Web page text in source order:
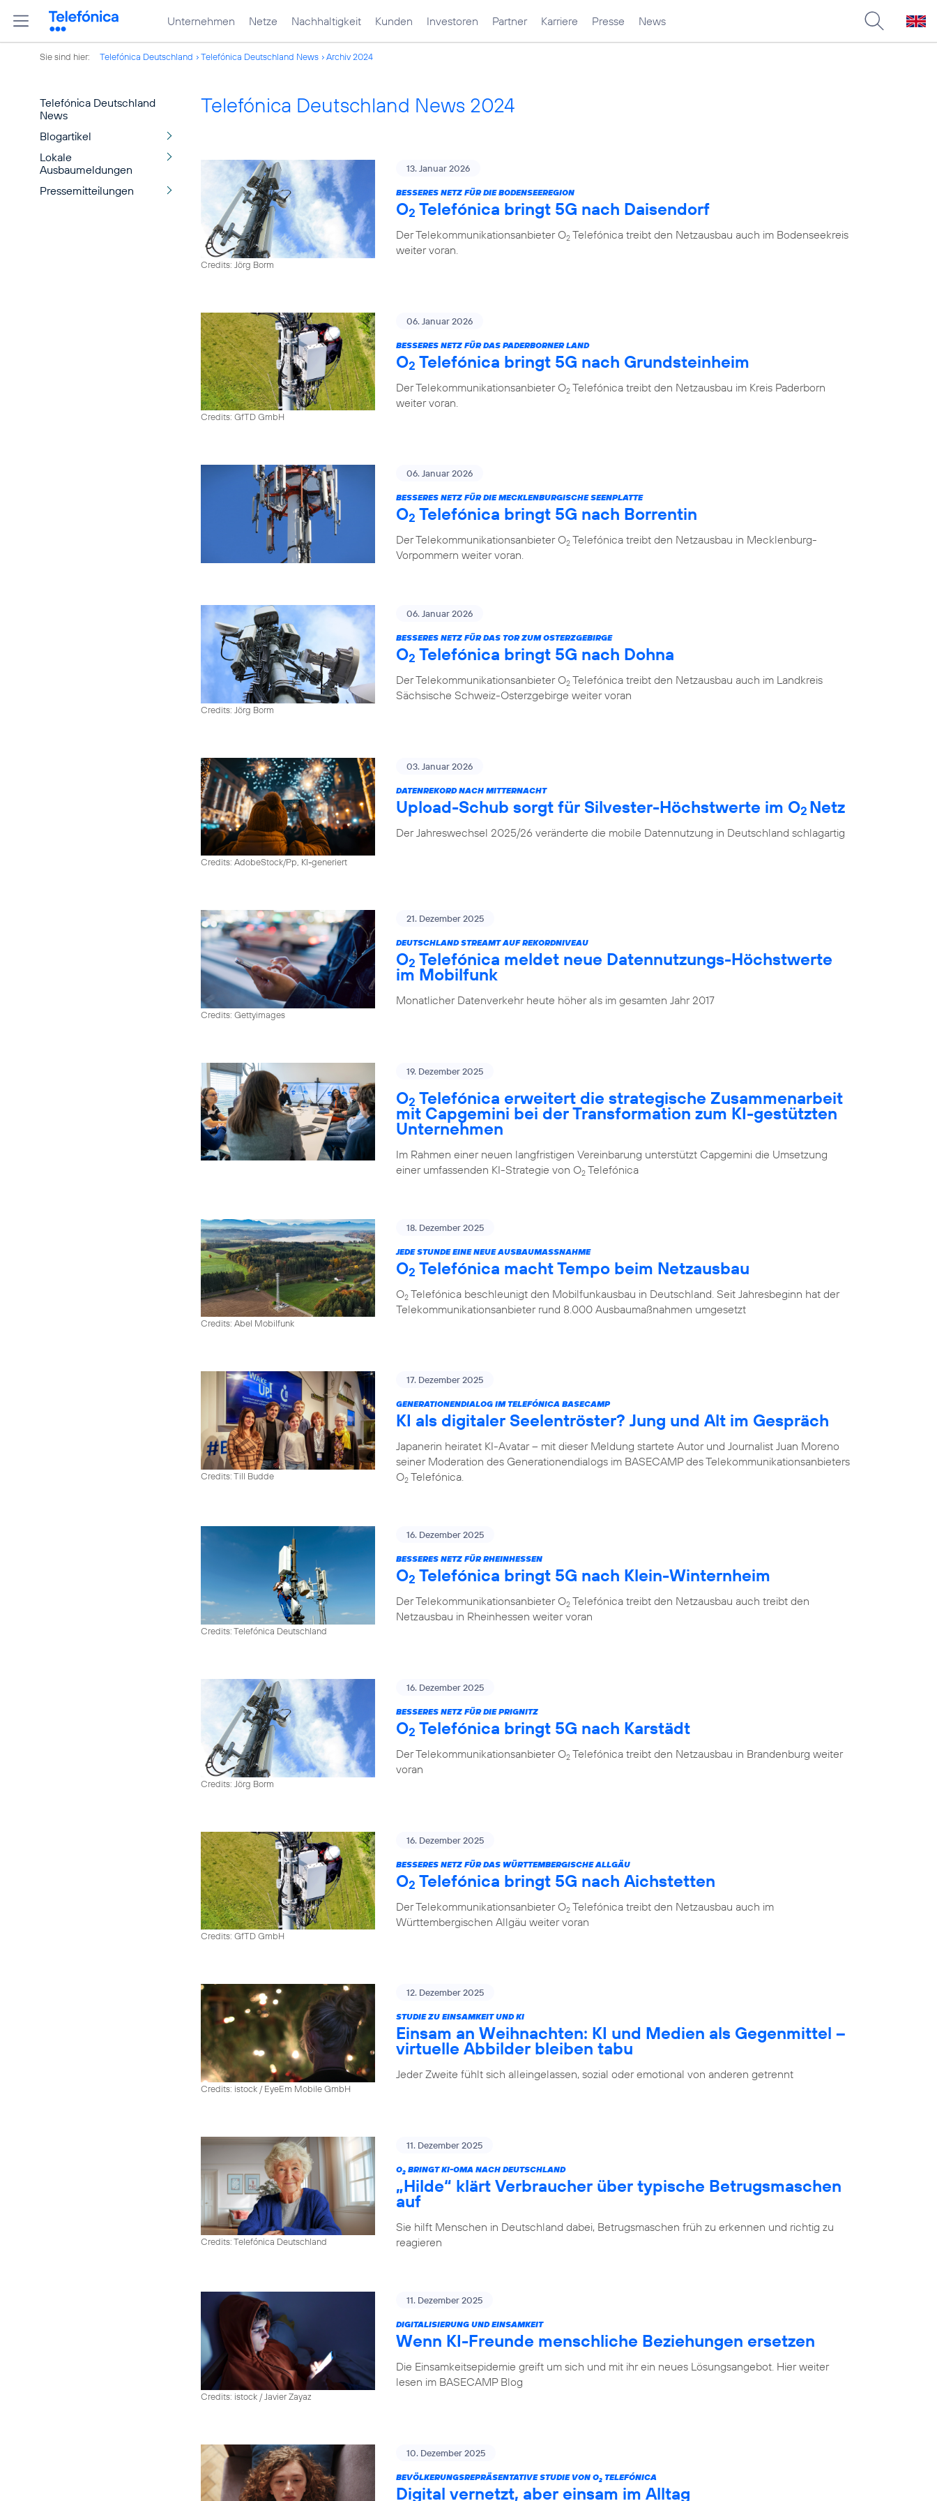
Unternehmen Netze Nachhaltigkeit Kunden Investoren Partner Karriere Presse News
Sie sind hier: Telefónica Deutschland Telefónica Deutschland News Archiv 2024
Telefónica Deutschland
News
Blogartikel
Lokale
Ausbaumeldungen
Pressemitteilungen
Telefónica Deutschland News 2024
Credits: Jörg Borm
13. Januar 2026
BESSERES NETZ FÜR DIE BODENSEEREGION
O2 Telefónica bringt 5G nach Daisendorf
Der Telekommunikationsanbieter O2 Telefónica treibt den Netzausbau auch im Bodenseekreis
weiter voran.
Credits: GfTD GmbH
06. Januar 2026
BESSERES NETZ FÜR DAS PADERBORNER LAND
O2 Telefónica bringt 5G nach Grundsteinheim
Der Telekommunikationsanbieter O2 Telefónica treibt den Netzausbau im Kreis Paderborn
weiter voran.
06. Januar 2026
BESSERES NETZ FÜR DIE MECKLENBURGISCHE SEENPLATTE
O2 Telefónica bringt 5G nach Borrentin
Der Telekommunikationsanbieter O2 Telefónica treibt den Netzausbau in Mecklenburg-
Vorpommern weiter voran.
Credits: Jörg Borm
06. Januar 2026
BESSERES NETZ FÜR DAS TOR ZUM OSTERZGEBIRGE
O2 Telefónica bringt 5G nach Dohna
Der Telekommunikationsanbieter O2 Telefónica treibt den Netzausbau auch im Landkreis
Sächsische Schweiz-Osterzgebirge weiter voran
Credits: AdobeStock/Pp, KI-generiert
03. Januar 2026
DATENREKORD NACH MITTERNACHT
Upload-Schub sorgt für Silvester-Höchstwerte im O2 Netz
Der Jahreswechsel 2025/26 veränderte die mobile Datennutzung in Deutschland schlagartig
Credits: Gettyimages
21. Dezember 2025
DEUTSCHLAND STREAMT AUF REKORDNIVEAU
O2 Telefónica meldet neue Datennutzungs-Höchstwerte
im Mobilfunk
Monatlicher Datenverkehr heute höher als im gesamten Jahr 2017
19. Dezember 2025
O2 Telefónica erweitert die strategische Zusammenarbeit
mit Capgemini bei der Transformation zum KI-gestützten
Unternehmen
Im Rahmen einer neuen langfristigen Vereinbarung unterstützt Capgemini die Umsetzung
einer umfassenden KI-Strategie von O2 Telefónica
Credits: Abel Mobilfunk
18. Dezember 2025
JEDE STUNDE EINE NEUE AUSBAUMASSNAHME
O2 Telefónica macht Tempo beim Netzausbau
O2 Telefónica beschleunigt den Mobilfunkausbau in Deutschland. Seit Jahresbeginn hat der
Telekommunikationsanbieter rund 8.000 Ausbaumaßnahmen umgesetzt
Credits: Till Budde
17. Dezember 2025
GENERATIONENDIALOG IM TELEFÓNICA BASECAMP
KI als digitaler Seelentröster? Jung und Alt im Gespräch
Japanerin heiratet KI-Avatar – mit dieser Meldung startete Autor und Journalist Juan Moreno
seiner Moderation des Generationendialogs im BASECAMP des Telekommunikationsanbieters
O2 Telefónica.
Credits: Telefónica Deutschland
16. Dezember 2025
BESSERES NETZ FÜR RHEINHESSEN
O2 Telefónica bringt 5G nach Klein-Winternheim
Der Telekommunikationsanbieter O2 Telefónica treibt den Netzausbau auch treibt den
Netzausbau in Rheinhessen weiter voran
Credits: Jörg Borm
16. Dezember 2025
BESSERES NETZ FÜR DIE PRIGNITZ
O2 Telefónica bringt 5G nach Karstädt
Der Telekommunikationsanbieter O2 Telefónica treibt den Netzausbau in Brandenburg weiter
voran
Credits: GfTD GmbH
16. Dezember 2025
BESSERES NETZ FÜR DAS WÜRTTEMBERGISCHE ALLGÄU
O2 Telefónica bringt 5G nach Aichstetten
Der Telekommunikationsanbieter O2 Telefónica treibt den Netzausbau auch im
Württembergischen Allgäu weiter voran
Credits: istock / EyeEm Mobile GmbH
12. Dezember 2025
STUDIE ZU EINSAMKEIT UND KI
Einsam an Weihnachten: KI und Medien als Gegenmittel –
virtuelle Abbilder bleiben tabu
Jeder Zweite fühlt sich alleingelassen, sozial oder emotional von anderen getrennt
Credits: Telefónica Deutschland
11. Dezember 2025
O2 BRINGT KI-OMA NACH DEUTSCHLAND
„Hilde“ klärt Verbraucher über typische Betrugsmaschen
auf
Sie hilft Menschen in Deutschland dabei, Betrugsmaschen früh zu erkennen und richtig zu
reagieren
Credits: istock / Javier Zayaz
11. Dezember 2025
DIGITALISIERUNG UND EINSAMKEIT
Wenn KI-Freunde menschliche Beziehungen ersetzen
Die Einsamkeitsepidemie greift um sich und mit ihr ein neues Lösungsangebot. Hier weiter
lesen im BASECAMP Blog
10. Dezember 2025
BEVÖLKERUNGSREPRÄSENTATIVE STUDIE VON O2 TELEFÓNICA
Digital vernetzt, aber einsam im Alltag